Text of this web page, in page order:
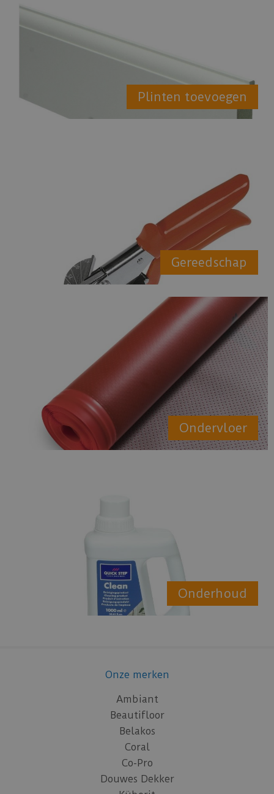
Plinten toevoegen
Gereedschap
Ondervloer
Onderhoud
Onze merken
Ambiant
Beautifloor
Belakos
Coral
Co-Pro
Douwes Dekker